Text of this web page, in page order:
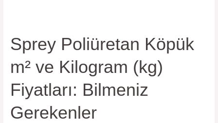
Sprey Poliüretan Köpük
m² ve Kilogram (kg)
Fiyatları: Bilmeniz
Gerekenler
Sprey
Poliüretan
Köpük
m²
ve
Kilogram
(kg)